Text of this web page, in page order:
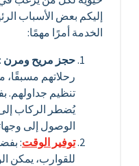
إليكم بعض الأسباب
الخدمة أمرًا مهمًا:
حجز مريح ومرن:
رحلاتهم مسبقًا،
تنظيم جداولهم.
يُضطر الركاب إلى
الوصول إلى
توفير الوقت:
للقوارب، يمكن